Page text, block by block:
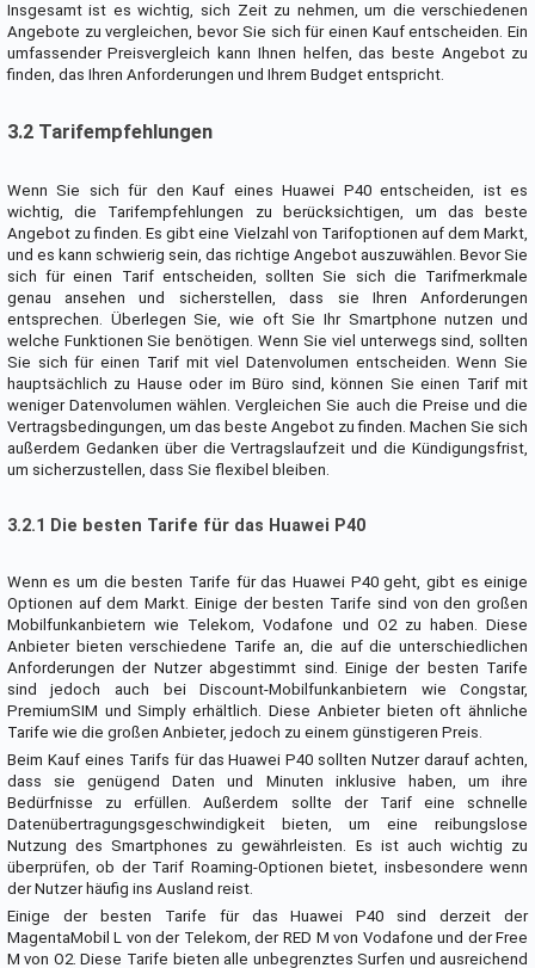
Insgesamt ist es wichtig, sich Zeit zu nehmen, um die verschiedenen
Angebote zu vergleichen, bevor Sie sich für einen Kauf entscheiden. Ein
umfassender Preisvergleich kann Ihnen helfen, das beste Angebot zu
finden, das Ihren Anforderungen und Ihrem Budget entspricht.
3.2 Tarifempfehlungen
Wenn Sie sich für den Kauf eines Huawei P40 entscheiden, ist es
wichtig, die Tarifempfehlungen zu berücksichtigen, um das beste
Angebot zu finden. Es gibt eine Vielzahl von Tarifoptionen auf dem Markt,
und es kann schwierig sein, das richtige Angebot auszuwählen. Bevor Sie
sich für einen Tarif entscheiden, sollten Sie sich die Tarifmerkmale
genau ansehen und sicherstellen, dass sie Ihren Anforderungen
entsprechen. Überlegen Sie, wie oft Sie Ihr Smartphone nutzen und
welche Funktionen Sie benötigen. Wenn Sie viel unterwegs sind, sollten
Sie sich für einen Tarif mit viel Datenvolumen entscheiden. Wenn Sie
hauptsächlich zu Hause oder im Büro sind, können Sie einen Tarif mit
weniger Datenvolumen wählen. Vergleichen Sie auch die Preise und die
Vertragsbedingungen, um das beste Angebot zu finden. Machen Sie sich
außerdem Gedanken über die Vertragslaufzeit und die Kündigungsfrist,
um sicherzustellen, dass Sie flexibel bleiben.
3.2.1 Die besten Tarife für das Huawei P40
Wenn es um die besten Tarife für das Huawei P40 geht, gibt es einige
Optionen auf dem Markt. Einige der besten Tarife sind von den großen
Mobilfunkanbietern wie Telekom, Vodafone und O2 zu haben. Diese
Anbieter bieten verschiedene Tarife an, die auf die unterschiedlichen
Anforderungen der Nutzer abgestimmt sind. Einige der besten Tarife
sind jedoch auch bei Discount-Mobilfunkanbietern wie Congstar,
PremiumSIM und Simply erhältlich. Diese Anbieter bieten oft ähnliche
Tarife wie die großen Anbieter, jedoch zu einem günstigeren Preis.
Beim Kauf eines Tarifs für das Huawei P40 sollten Nutzer darauf achten,
dass sie genügend Daten und Minuten inklusive haben, um ihre
Bedürfnisse zu erfüllen. Außerdem sollte der Tarif eine schnelle
Datenübertragungsgeschwindigkeit bieten, um eine reibungslose
Nutzung des Smartphones zu gewährleisten. Es ist auch wichtig zu
überprüfen, ob der Tarif Roaming-Optionen bietet, insbesondere wenn
der Nutzer häufig ins Ausland reist.
Einige der besten Tarife für das Huawei P40 sind derzeit der
MagentaMobil L von der Telekom, der RED M von Vodafone und der Free
M von O2. Diese Tarife bieten alle unbegrenztes Surfen und ausreichend